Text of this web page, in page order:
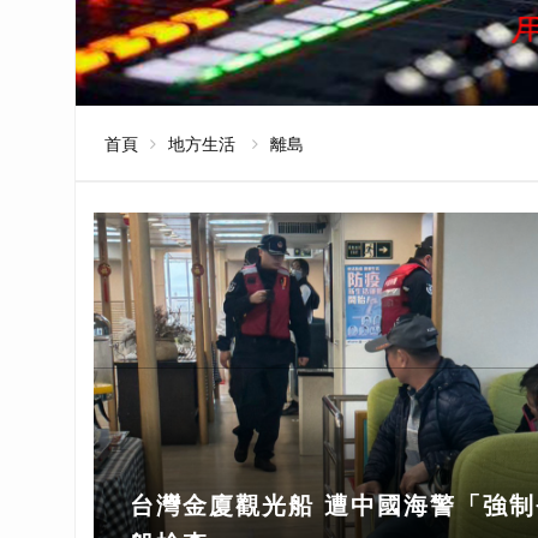
首頁 地方生活 離島
台灣金廈觀光船 遭中國海警「強